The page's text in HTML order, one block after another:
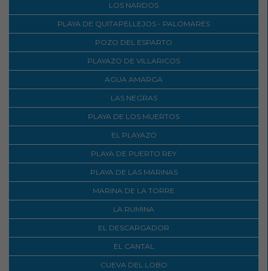
LOS NARDOS
PLAYA DE QUITAPELLEJOS - PALOMARES
POZO DEL ESPARTO
PLAYAZO DE VILLARICOS
AGUA AMARGA
LAS NEGRAS
PLAYA DE LOS MUERTOS
EL PLAYAZO
PLAYA DE PUERTO REY
PLAYA DE LAS MARINAS
MARINA DE LA TORRE
LA RUMINA
EL DESCARGADOR
EL CANTAL
CUEVA DEL LOBO